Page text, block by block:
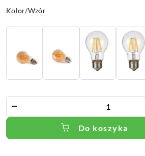
Wariant
Kolor/Wzór
Do koszyka